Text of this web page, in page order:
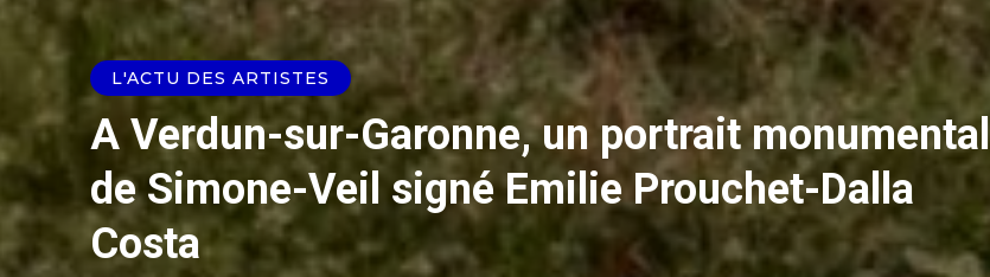
L'ACTU DES ARTISTES
A Verdun-sur-Garonne, un portrait monumental
de Simone-Veil signé Emilie Prouchet-Dalla
Costa